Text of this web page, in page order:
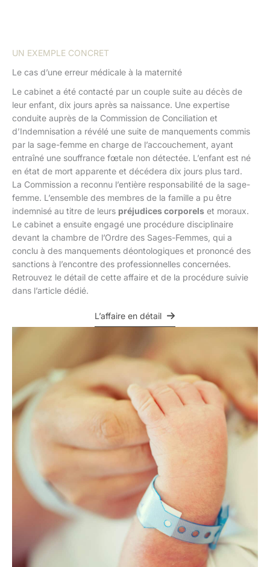
UN EXEMPLE CONCRET
Le cas d’une erreur médicale à la maternité
Le cabinet a été contacté par un couple suite au décès de
leur enfant, dix jours après sa naissance. Une expertise
conduite auprès de la Commission de Conciliation et
d’Indemnisation a révélé une suite de manquements commis
par la sage-femme en charge de l’accouchement, ayant
entraîné une souffrance fœtale non détectée. L’enfant est né
en état de mort apparente et décédera dix jours plus tard.
La Commission a reconnu l’entière responsabilité de la sage-
femme. L’ensemble des membres de la famille a pu être
indemnisé au titre de leurs préjudices corporels et moraux.
Le cabinet a ensuite engagé une procédure disciplinaire
devant la chambre de l’Ordre des Sages-Femmes, qui a
conclu à des manquements déontologiques et prononcé des
sanctions à l’encontre des professionnelles concernées.
Retrouvez le détail de cette affaire et de la procédure suivie
dans l’article dédié.
L’affaire en détail